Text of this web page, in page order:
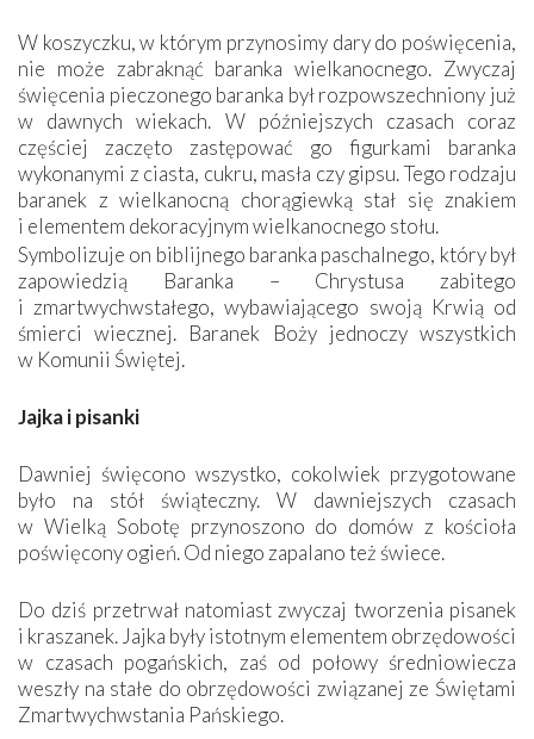
W koszyczku, w którym przynosimy dary do poświęcenia,
nie może zabraknąć baranka wielkanocnego. Zwyczaj
święcenia pieczonego baranka był rozpowszechniony już
w dawnych wiekach. W późniejszych czasach coraz
częściej zaczęto zastępować go figurkami baranka
wykonanymi z ciasta, cukru, masła czy gipsu. Tego rodzaju
baranek z wielkanocną chorągiewką stał się znakiem
i elementem dekoracyjnym wielkanocnego stołu.
Symbolizuje on biblijnego baranka paschalnego, który był
zapowiedzią Baranka – Chrystusa zabitego
i zmartwychwstałego, wybawiającego swoją Krwią od
śmierci wiecznej. Baranek Boży jednoczy wszystkich
w Komunii Świętej.
Jajka i pisanki
Dawniej święcono wszystko, cokolwiek przygotowane
było na stół świąteczny. W dawniejszych czasach
w Wielką Sobotę przynoszono do domów z kościoła
poświęcony ogień. Od niego zapalano też świece.
Do dziś przetrwał natomiast zwyczaj tworzenia pisanek
i kraszanek. Jajka były istotnym elementem obrzędowości
w czasach pogańskich, zaś od połowy średniowiecza
weszły na stałe do obrzędowości związanej ze Świętami
Zmartwychwstania Pańskiego.